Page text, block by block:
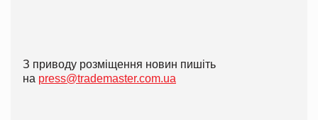
З приводу розміщення новин пишіть
на press@trademaster.com.ua